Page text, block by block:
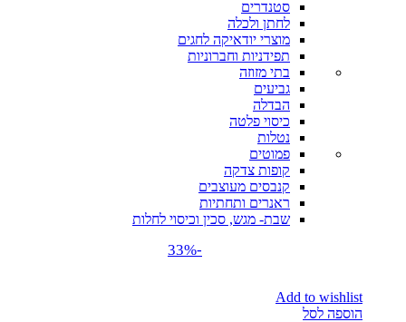
סטנדרים
לחתן ולכלה
מוצרי יודאיקה לחגים
תפידניות וחברוניות
בתי מזוזה
גביעים
הבדלה
כיסוי פלטה
נטלות
פמוטים
קופות צדקה
קנבסים מעוצבים
ראנרים ותחתיות
שבת- מגש, סכין וכיסוי לחלות
-33%
Add to wishlist
הוספה לסל